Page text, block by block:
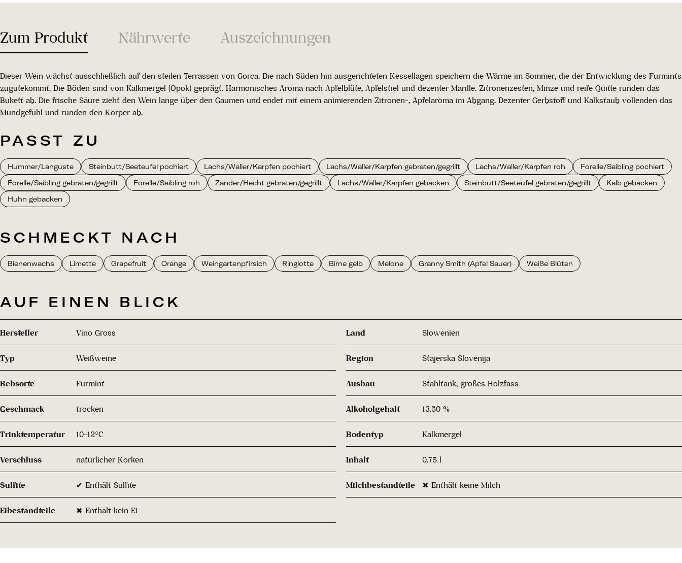
Zum Produkt Nährwerte Auszeichnungen
Dieser Wein wächst ausschließlich auf den steilen Terrassen von Gorca. Die nach Süden hin ausgerichteten Kessellagen speichern die Wärme im Sommer, die der Entwicklung des Furmints
zugutekommt. Die Böden sind von Kalkmergel (Opok) geprägt. Harmonisches Aroma nach Apfelblüte, Apfelstiel und dezenter Marille. Zitronenzesten, Minze und reife Quitte runden das
Bukett ab. Die frische Säure zieht den Wein lange über den Gaumen und endet mit einem animierenden Zitronen-, Apfelaroma im Abgang. Dezenter Gerbstoff und Kalkstaub vollenden das
Mundgefühl und runden den Körper ab.
PASST ZU
Hummer/Languste Steinbutt/Seeteufel pochiert Lachs/Waller/Karpfen pochiert Lachs/Waller/Karpfen gebraten/gegrillt Lachs/Waller/Karpfen roh
Forelle/Saibling pochiert
Forelle/Saibling gebraten/gegrillt
Forelle/Saibling roh Zander/Hecht gebraten/gegrillt Lachs/Waller/Karpfen gebacken Steinbutt/Seeteufel gebraten/gegrillt
Kalb gebacken
Huhn gebacken
SCHMECKT NACH
Bienenwachs Limette Grapefruit Orange Weingartenpfirsich Ringlotte Birne gelb Melone Granny Smith (Apfel Sauer) Weiße Blüten
AUF EINEN BLICK
Hersteller Vino Gross Land Slowenien
Typ Weißweine Region Stajerska Slovenija
Rebsorte Furmint Ausbau Stahltank, großes Holzfass
Geschmack trocken Alkoholgehalt 13.50 %
Trinktemperatur 10-12°C Bodentyp Kalkmergel
Verschluss natürlicher Korken Inhalt 0.75 l
Sulfite ✔ Enthält Sulfite Milchbestandteile ✖ Enthält keine Milch
Eibestandteile ✖ Enthält kein Ei